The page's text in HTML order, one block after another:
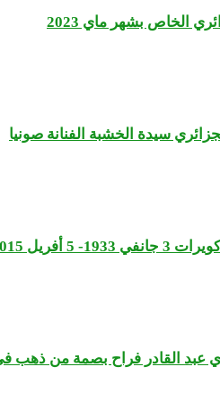
الخاص بشهر ماي 2023
سيدة الخشبة الفنانة صونيا
أفريل 2015
عبد القادر فراح بصمة من ذهب